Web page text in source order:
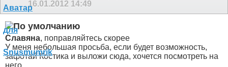
16.01.2012 14:49
Славяна, поправляйтесь скорее
У меня небольшая просьба, если будет возможность,
зафотай Костика и выложи сюда, хочется посмотреть на
него